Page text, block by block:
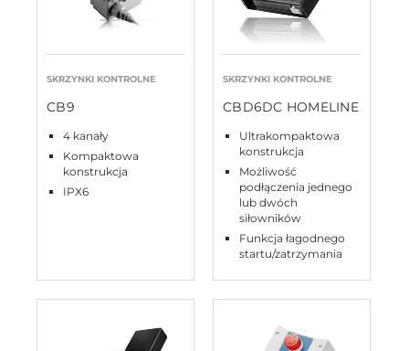
SKRZYNKI KONTROLNE
CB9
4 kanały
Kompaktowa
konstrukcja
IPX6
SKRZYNKI KONTROLNE
CBD6DC HOMELINE
Ultrakompaktowa
konstrukcja
Możliwość
podłączenia jednego
lub dwóch
siłowników
Funkcja łagodnego
startu/zatrzymania